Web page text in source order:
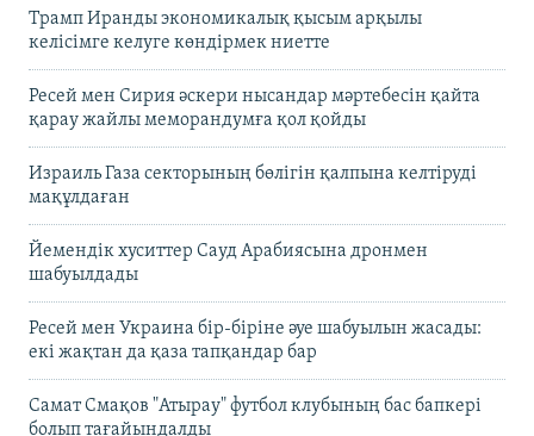
Трамп Иранды экономикалық қысым арқылы
келісімге келуге көндірмек ниетте
Ресей мен Сирия әскери нысандар мәртебесін қайта
қарау жайлы меморандумға қол қойды
Израиль Газа секторының бөлігін қалпына келтіруді
мақұлдаған
Йемендік хуситтер Сауд Арабиясына дронмен
шабуылдады
Ресей мен Украина бір-біріне әуе шабуылын жасады:
екі жақтан да қаза тапқандар бар
Самат Смақов "Атырау" футбол клубының бас бапкері
болып тағайындалды